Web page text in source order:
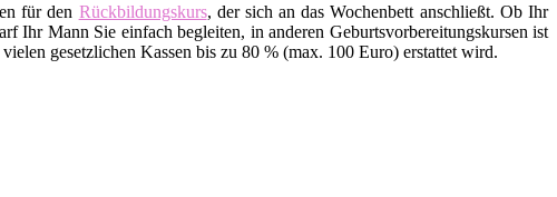
für den Rückbildungskurs, der sich an das Wochenbett anschließt. Ob Ihr
Ihr Mann Sie einfach begleiten, in anderen Geburtsvorbereitungskursen ist
gesetzlichen Kassen bis zu 80 % (max. 100 Euro) erstattet wird.